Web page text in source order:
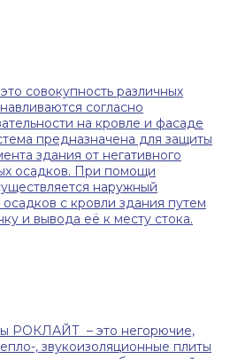
совокупность различных
согласно
на кровле и фасаде
предназначена для защиты
здания от негативного
осадков. При помощи
наружный
с кровли здания путем
и вывода её к месту стока.
РОКЛАЙТ – это негорючие,
, звукоизоляционные плиты